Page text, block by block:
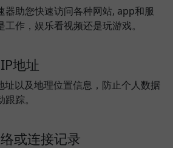
器助您快速访问各种网站, app和服
工作，娱乐看视频还是玩游戏。
地址
址以及地理位置信息，防止个人数据
踪。
或连接记录